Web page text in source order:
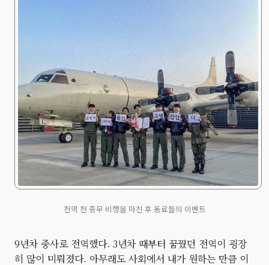
전역 전 종무 비행을 마친 후 동료들의 이벤트
9년차 중사로 전역했다. 3년차 때부터 꿈꿨던 전역이 굉장
히 많이 미뤄졌다. 아무래도 사회에서 내가 원하는 만큼 이